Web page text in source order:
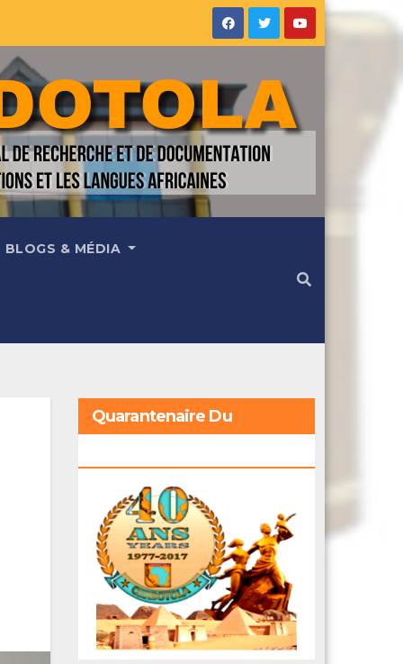
BLOGS & MÉDIA
Quarantenaire Du